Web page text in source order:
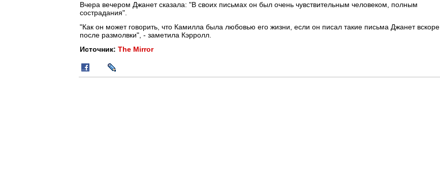
Вчера вечером Джанет сказала: "В своих письмах он был очень чувствительным человеком, полным
сострадания".
"Как он может говорить, что Камилла была любовью его жизни, если он писал такие письма Джанет вскоре
после размолвки", - заметила Кэрролл.
Источник: The Mirror